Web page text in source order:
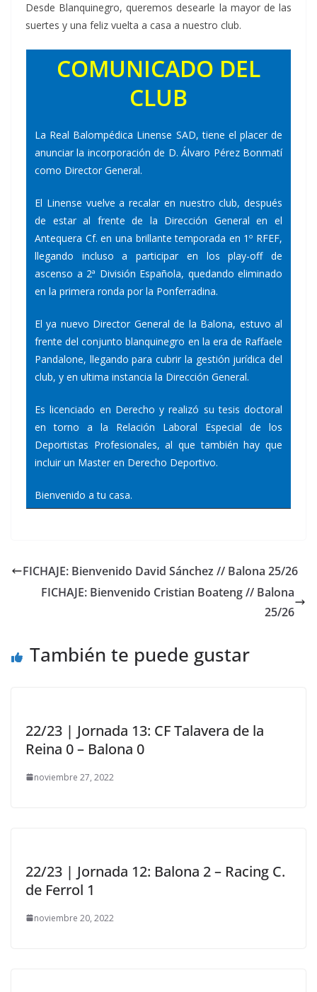
Desde Blanquinegro, queremos desearle la mayor de las
suertes y una feliz vuelta a casa a nuestro club.
COMUNICADO DEL
CLUB
La Real Balompédica Linense SAD, tiene el placer de
anunciar la incorporación de D. Álvaro Pérez Bonmatí
como Director General.
El Linense vuelve a recalar en nuestro club, después
de estar al frente de la Dirección General en el
Antequera Cf. en una brillante temporada en 1º RFEF,
llegando incluso a participar en los play-off de
ascenso a 2ª División Española, quedando eliminado
en la primera ronda por la Ponferradina.
El ya nuevo Director General de la Balona, estuvo al
frente del conjunto blanquinegro en la era de Raffaele
Pandalone, llegando para cubrir la gestión jurídica del
club, y en ultima instancia la Dirección General.
Es licenciado en Derecho y realizó su tesis doctoral
en torno a la Relación Laboral Especial de los
Deportistas Profesionales, al que también hay que
incluir un Master en Derecho Deportivo.
Bienvenido a tu casa.
FICHAJE: Bienvenido David Sánchez // Balona 25/26
FICHAJE: Bienvenido Cristian Boateng // Balona
25/26
También te puede gustar
22/23 | Jornada 13: CF Talavera de la
Reina 0 – Balona 0
noviembre 27, 2022
22/23 | Jornada 12: Balona 2 – Racing C.
de Ferrol 1
noviembre 20, 2022